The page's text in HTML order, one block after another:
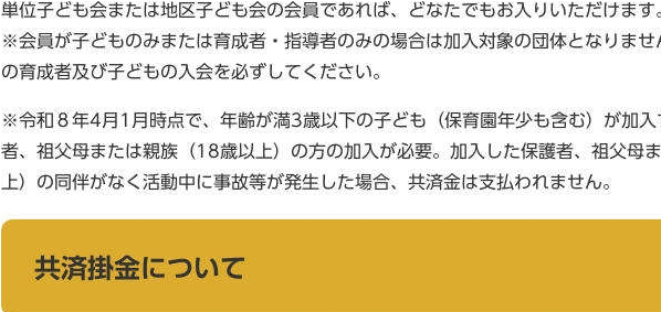
単位子ども会または地区子ども会の会員であれば、どなたでもお入りいただけます
※会員が子どものみまたは育成者・指導者のみの場合は加入対象の団体となりま
の育成者及び子どもの入会を必ずしてください。
※令和８年4月1月時点で、年齢が満3歳以下の子ども（保育園年少も含む）が加入
者、祖父母または親族（18歳以上）の方の加入が必要。加入した保護者、祖父母
上）の同伴がなく活動中に事故等が発生した場合、共済金は支払われません。
共済掛金について